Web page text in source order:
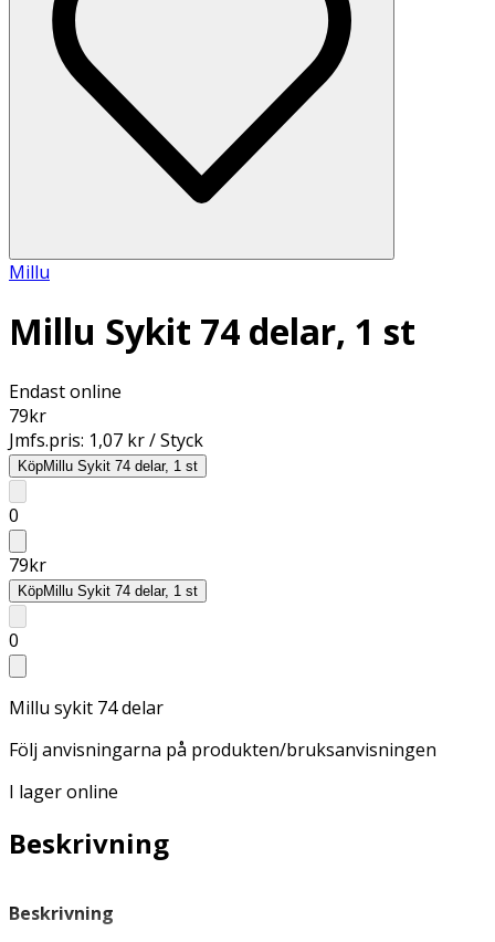
Millu
Millu Sykit 74 delar, 1 st
Endast online
79kr
Jmfs.pris: 1,07 kr / Styck
KöpMillu Sykit 74 delar, 1 st
0
79kr
KöpMillu Sykit 74 delar, 1 st
0
Millu sykit 74 delar
Följ anvisningarna på produkten/bruksanvisningen
I lager online
Beskrivning
Beskrivning